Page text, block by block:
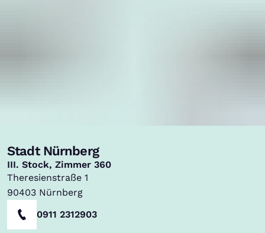
Stadt Nürnberg
,
III. Stock, Zimmer 360
Theresienstraße 1
90403 Nürnberg
0911 2312903